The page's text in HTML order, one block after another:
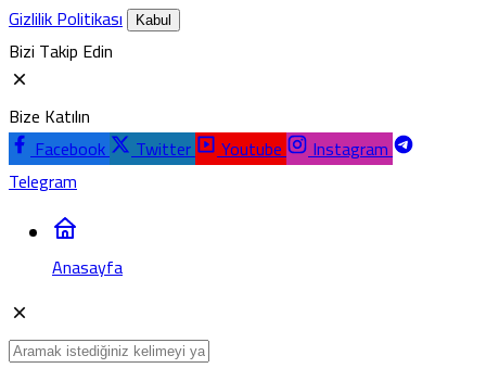
Gizlilik Politikası
Kabul
Bizi Takip Edin
Bize Katılın
Facebook
Twitter Youtube
Instagram
Telegram
Anasayfa